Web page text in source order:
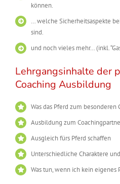
können.
… welche Sicherheitsaspekte
sind.
und noch vieles mehr… (inkl.
Lehrgangsinhalte der
Coaching Ausbildung
Was das Pferd zum
Ausbildung zum
Ausgleich fürs Pferd schaffen
Unterschiedliche Charaktere
Was tun, wenn ich kein eigenes